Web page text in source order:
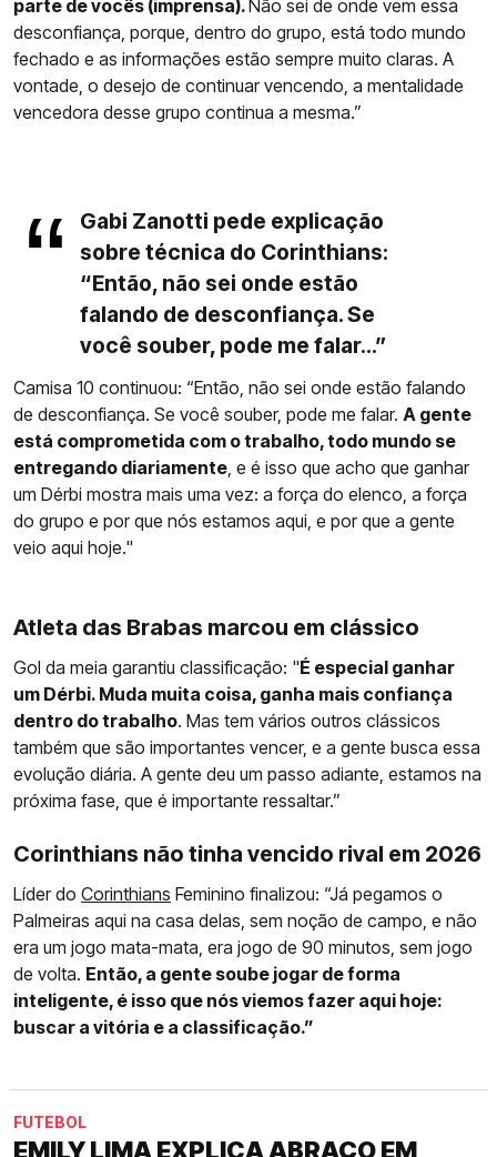
parte de vocês (imprensa).Não sei de onde vem essa
desconfiança, porque, dentro do grupo, está todo mundo
fechado e as informações estão sempre muito claras. A
vontade, o desejo de continuar vencendo, a mentalidade
vencedora desse grupo continua a mesma.”
Gabi Zanotti pede explicação
sobre técnica do Corinthians:
“Então, não sei onde estão
falando de desconfiança. Se
você souber, pode me falar...”
Camisa 10 continuou: “Então, não sei onde estão falando
de desconfiança. Se você souber, pode me falar. A gente
está comprometida com o trabalho, todo mundo se
entregando diariamente, e é isso que acho que ganhar
um Dérbi mostra mais uma vez: a força do elenco, a força
do grupo e por que nós estamos aqui, e por que a gente
veio aqui hoje."
Atleta das Brabas marcou em clássico
Gol da meia garantiu classificação: "É especial ganhar
um Dérbi. Muda muita coisa, ganha mais confiança
dentro do trabalho. Mas tem vários outros clássicos
também que são importantes vencer, e a gente busca essa
evolução diária. A gente deu um passo adiante, estamos na
próxima fase, que é importante ressaltar.”
Corinthians não tinha vencido rival em 2026
Líder do Corinthians Feminino finalizou: “Já pegamos o
Palmeiras aqui na casa delas, sem noção de campo, e não
era um jogo mata-mata, era jogo de 90 minutos, sem jogo
de volta. Então, a gente soube jogar de forma
inteligente, é isso que nós viemos fazer aqui hoje:
buscar a vitória e a classificação.”
FUTEBOL
EMILY LIMA EXPLICA ABRAÇO EM